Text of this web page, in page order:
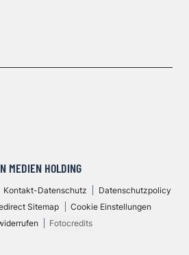
MEDIEN HOLDING
Kontakt-Datenschutz
Datenschutzpolicy
Sitemap
Cookie Einstellungen
Fotocredits